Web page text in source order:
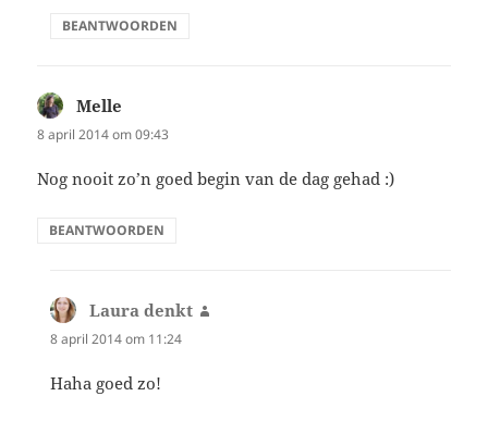
BEANTWOORDEN
Melle
8 april 2014 om 09:43
Nog nooit zo’n goed begin van de dag gehad :)
BEANTWOORDEN
Laura denkt
8 april 2014 om 11:24
Haha goed zo!